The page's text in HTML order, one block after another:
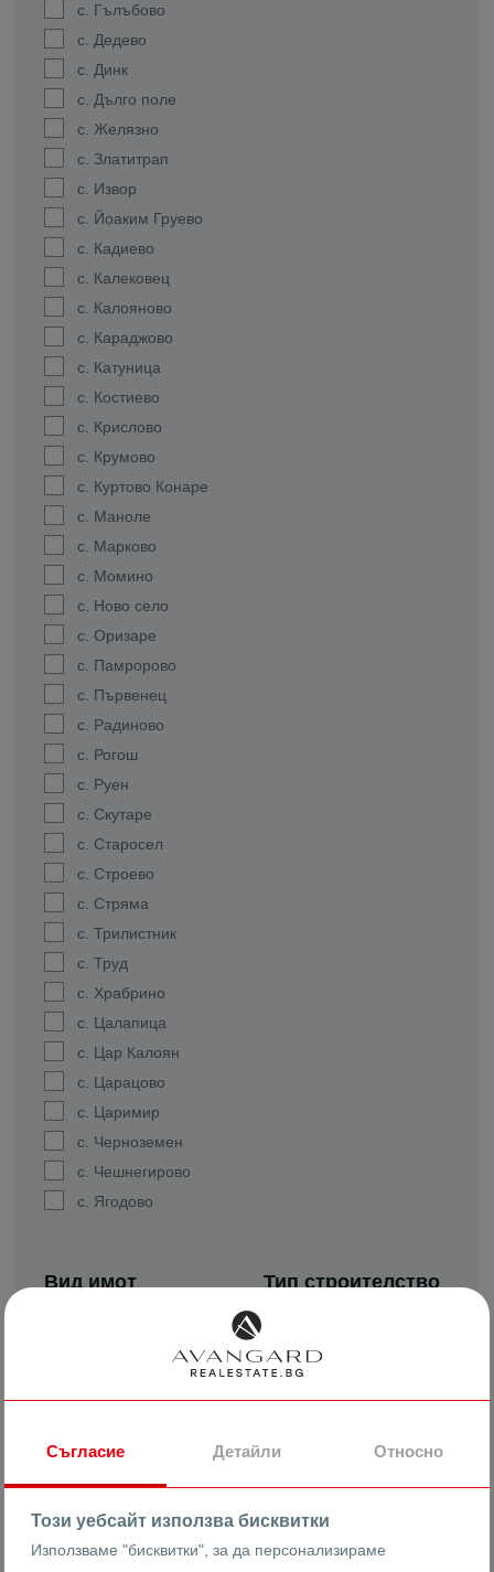
с. Гълъбово
с. Дедево
с. Динк
с. Дълго поле
с. Желязно
с. Златитрап
с. Извор
с. Йоаким Груево
с. Кадиево
с. Калековец
с. Калояново
с. Караджово
с. Катуница
с. Костиево
с. Крислово
с. Крумово
с. Куртово Конаре
с. Маноле
с. Марково
с. Момино
с. Ново село
с. Оризаре
с. Памророво
с. Първенец
с. Радиново
с. Рогош
с. Руен
с. Скутаре
с. Старосел
с. Строево
с. Стряма
с. Трилистник
с. Труд
с. Храбрино
с. Цалапица
с. Цар Калоян
с. Царацово
с. Царимир
с. Черноземен
с. Чешнегирово
с. Ягодово
Вид имот
Ателие, таван
Гарсониера лукс
Тип строителство
Тухла
Съгласие Детайли Относно
Този уебсайт използва бисквитки
Използваме "бисквитки", за да персонализираме